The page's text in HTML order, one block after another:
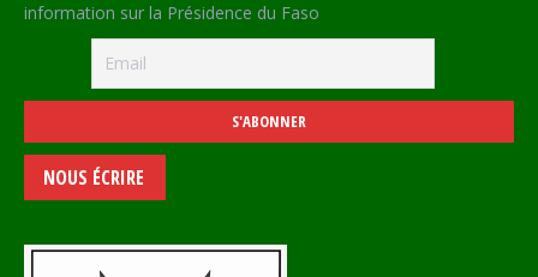
information sur la Présidence du Faso
NOUS ÉCRIRE